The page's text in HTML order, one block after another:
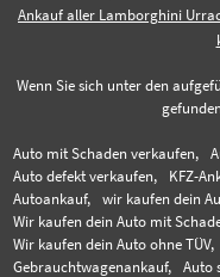
Ankauf aller Lamborghini
Wenn Sie sich unter den
Auto mit Schaden verkaufen,
Auto defekt verkaufen,
KFZ-
Autoankauf,
wir kaufen dein
Wir kaufen dein Auto mit
Wir kaufen dein Auto ohne TÜV,
Gebrauchtwagenankauf,
Auto